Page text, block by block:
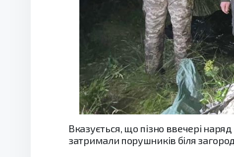
Вказується, що пізно ввечері
затримали порушників біля